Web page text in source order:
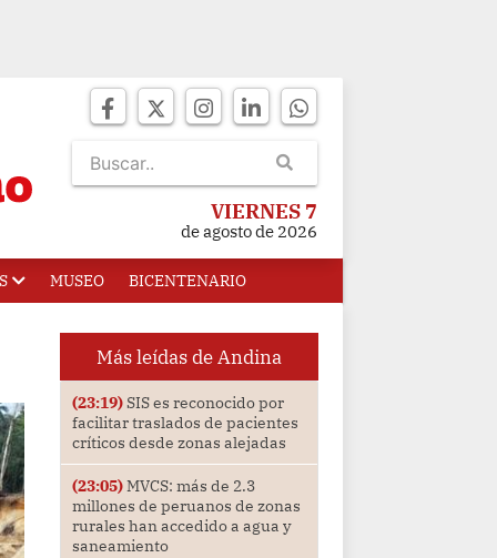
VIERNES 7
de agosto de 2026
MUSEO BICENTENARIO
Más leídas de Andina
(23:19)SIS es reconocido por
facilitar traslados de pacientes
críticos desde zonas alejadas
(23:05)MVCS: más de 2.3
millones de peruanos de zonas
rurales han accedido a agua y
saneamiento